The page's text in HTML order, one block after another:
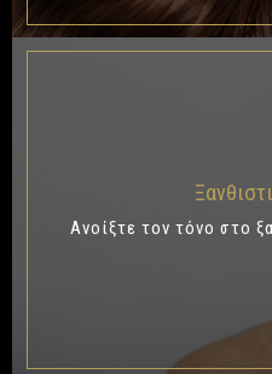
Ανοίξτε τον τόνο στο